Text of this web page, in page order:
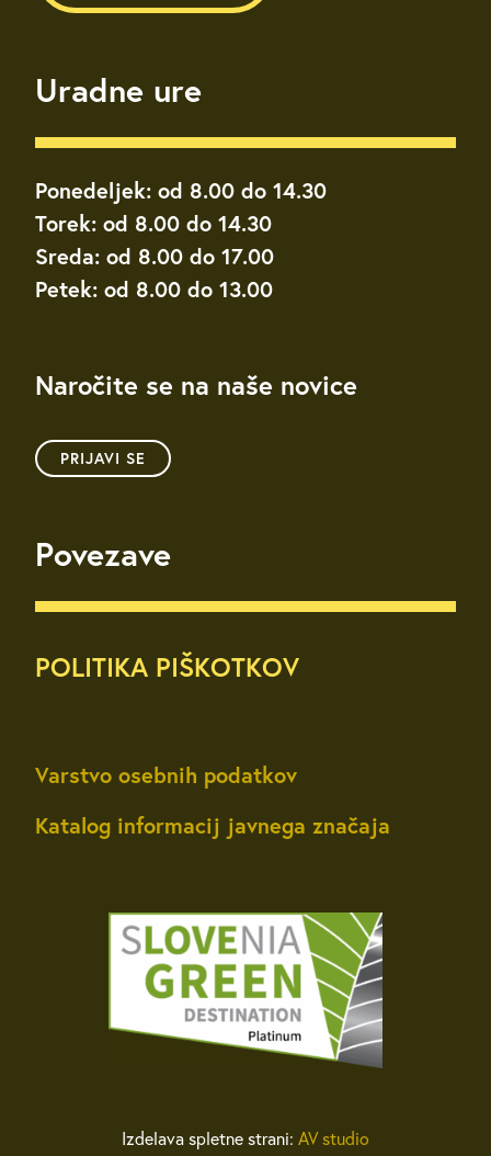
Uradne ure
Ponedeljek: od 8.00 do 14.30
Torek: od 8.00 do 14.30
Sreda: od 8.00 do 17.00
Petek: od 8.00 do 13.00
Naročite se na naše novice
PRIJAVI SE
Povezave
POLITIKA PIŠKOTKOV
Varstvo osebnih podatkov
Katalog informacij javnega značaja
Izdelava spletne strani: AV studio